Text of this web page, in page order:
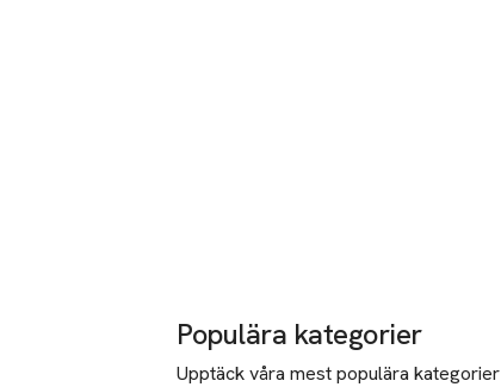
Populära kategorier
Upptäck våra mest populära kategorier